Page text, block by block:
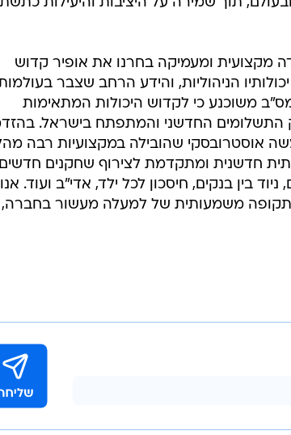
וכמנכ"ל חברת הטכנולוגיה שלה מת"ף, וכיהן
אותה פיתחה החברה בשנים האחרונות
תשלום בבתי עסק, חיבור משתתפים חדשים
וכן קידום התרחבותה של התשתית
תוך שמירה על היציבות והיעילות
מקצועית ומעמיקה בחרנו את אופיר קדוש
הניהוליות, והידע הרחב שצבר בעולמות
החדשני והמתפתח בישראל.
חדשנית ומתקדמת לצירוף שחקנים חדשים,
בין בנקים, חיסכון לכל ילד, אדי"ב ועוד. אנו
משמעותית של למעלה מעשור בחברה,